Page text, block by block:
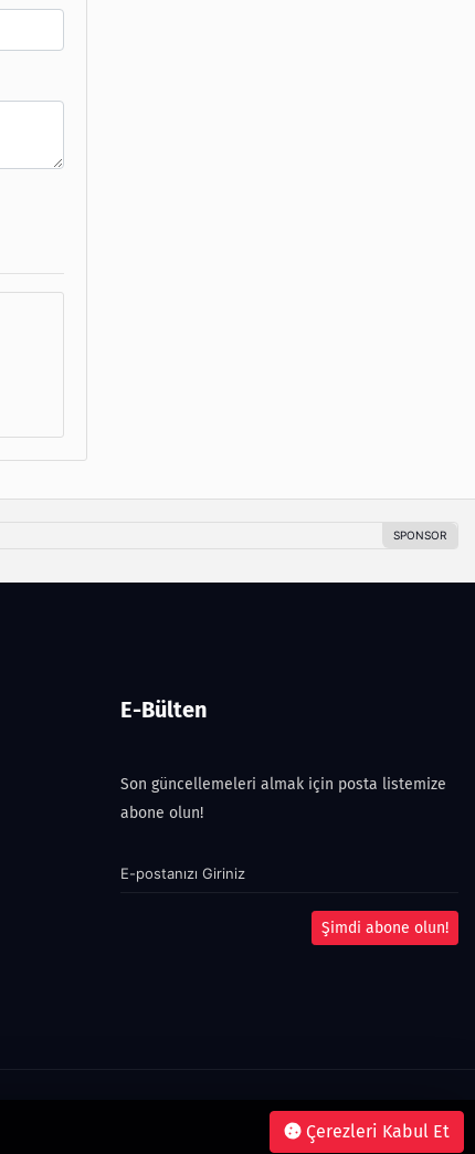
E-Bülten
Son güncellemeleri almak için posta listemize
abone olun!
Şimdi abone olun!
Çerezleri Kabul Et